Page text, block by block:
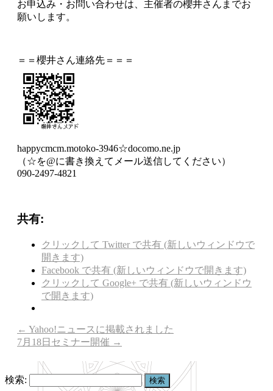
お申込み・お問い合わせは、主催者の櫻井さんまでお
願いします。
＝＝櫻井さん連絡先＝＝＝
happycmcm.motoko-3946☆docomo.ne.jp
（☆を@に書き換えてメール送信してください）
090-2497-4821
共有:
クリックして Twitter で共有 (新しいウィンドウで
開きます)
Facebook で共有 (新しいウィンドウで開きます)
クリックして Google+ で共有 (新しいウィンドウ
で開きます)
← Yahoo!ニュースに掲載されました
7月18日セミナー開催 →
検索: